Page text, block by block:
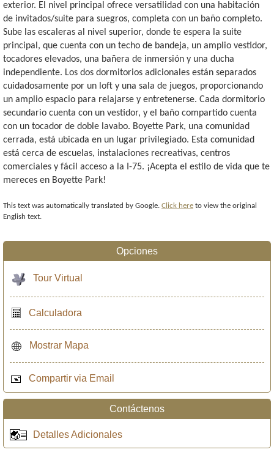
exterior. El nivel principal ofrece versatilidad con una habitación
de invitados/suite para suegros, completa con un baño completo.
Sube las escaleras al nivel superior, donde te espera la suite
principal, que cuenta con un techo de bandeja, un amplio vestidor,
tocadores elevados, una bañera de inmersión y una ducha
independiente. Los dos dormitorios adicionales están separados
cuidadosamente por un loft y una sala de juegos, proporcionando
un amplio espacio para relajarse y entretenerse. Cada dormitorio
secundario cuenta con un vestidor, y el baño compartido cuenta
con un tocador de doble lavabo. Boyette Park, una comunidad
cerrada, está ubicada en un lugar privilegiado. Esta comunidad
está cerca de escuelas, instalaciones recreativas, centros
comerciales y fácil acceso a la I-75. ¡Acepta el estilo de vida que te
mereces en Boyette Park!
This text was automatically translated by Google. Click here to view the original
English text.
Opciones
Tour Virtual
Calculadora
Mostrar Mapa
Compartir via Email
Contáctenos
Detalles Adicionales